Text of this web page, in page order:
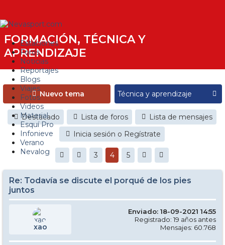
Estaciones
Foros
Noticias
Reportajes
Blogs
Viajes
Fotos
Videos
Material
Esquí Pro
Infonieve
Verano
Nevalog
FORMACIÓN, TÉCNICA Y
APRENDIZAJE
Nuevo tema
Destacado Lista de foros
Lista de mensajes
Inicia sesión o Regístrate
3 4 5
Re: Todavía se discute el porqué de los pies
juntos
xao
Enviado: 18-09-2021 14:55
Registrado: 19 años antes
Mensajes: 60.768